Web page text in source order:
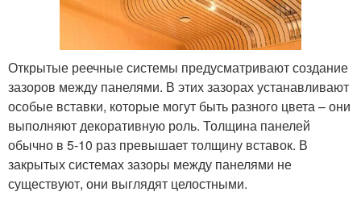
Открытые реечные системы предусматривают создание
зазоров между панелями. В этих зазорах устанавливают
особые вставки, которые могут быть разного цвета – они
выполняют декоративную роль. Толщина панелей
обычно в 5-10 раз превышает толщину вставок. В
закрытых системах зазоры между панелями не
существуют, они выглядят целостными.